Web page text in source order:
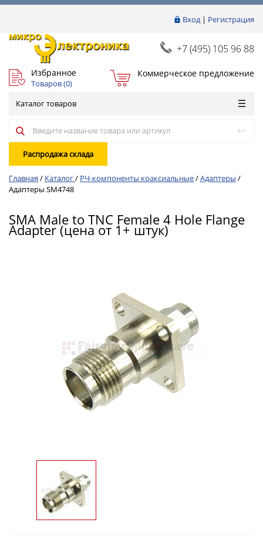
Вход| Регистрация
+7 (495) 105 96 88
Избранное
Товаров (0)
Коммерческое предложение
Каталог товаров
Распродажа склада
Главная / Каталог/ РЧ-компоненты коаксиальные/Адаптеры /
Адаптеры SM4748
SMA Male to TNC Female 4 Hole Flange
Adapter (цена от 1+ штук)